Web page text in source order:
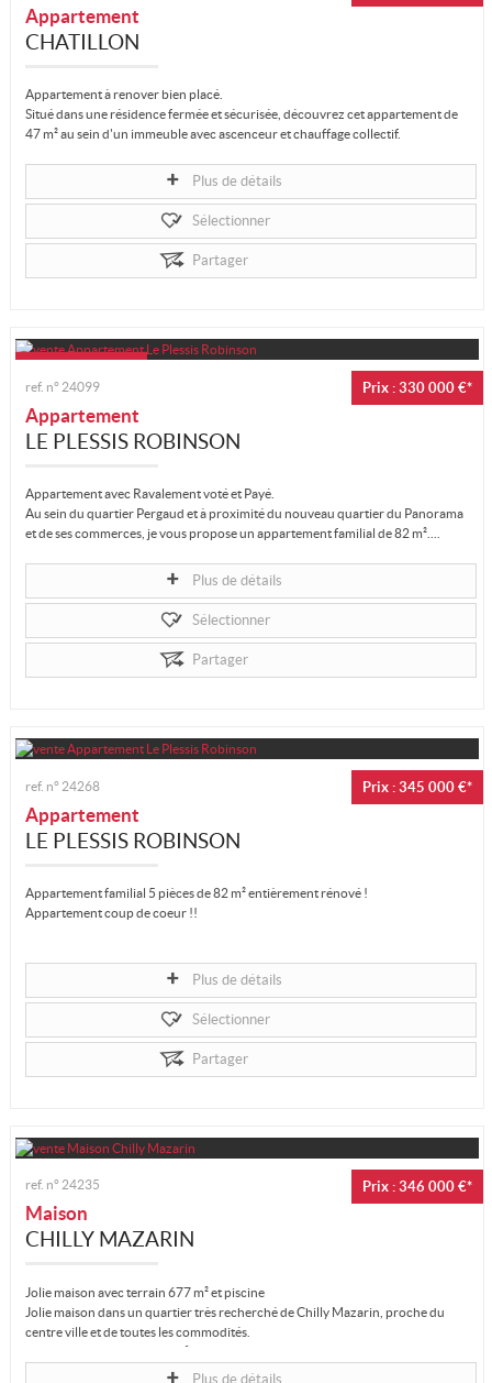
Appartement
CHATILLON
Appartement à renover bien placé.
Situé dans une résidence fermée et sécurisée, découvrez cet appartement de
47 m² au sein d'un immeuble avec ascenceur et chauffage collectif.
Plus de détails
Sélectionner
Partager
Prix : 330 000 €*
ref. n° 24099
Appartement
LE PLESSIS ROBINSON
Appartement avec Ravalement voté et Payé.
Au sein du quartier Pergaud et à proximité du nouveau quartier du Panorama
et de ses commerces, je vous propose un appartement familial de 82 m²....
Plus de détails
Sélectionner
Partager
Prix : 345 000 €*
ref. n° 24268
Appartement
LE PLESSIS ROBINSON
Appartement familial 5 pièces de 82 m² entièrement rénové !
Appartement coup de coeur !!
et traversant de 82.24 m² en parfait état...
Plus de détails
Sélectionner
Partager
Prix : 346 000 €*
ref. n° 24235
Maison
CHILLY MAZARIN
Jolie maison avec terrain 677 m² et piscine
Jolie maison dans un quartier très recherché de Chilly Mazarin, proche du
centre ville et de toutes les commodités.
Maison individuelle de 84 m² avec...
Plus de détails